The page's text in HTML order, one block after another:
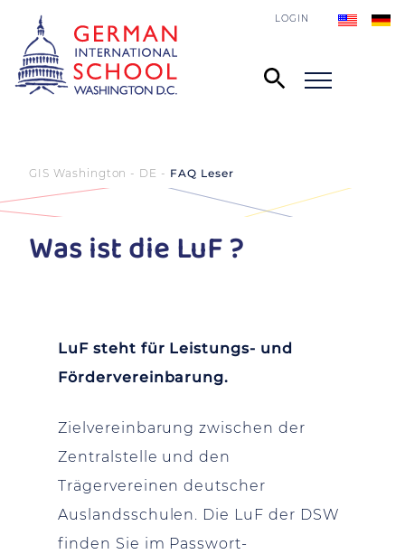
LOGIN
GIS Washington - DE FAQ Leser
Was ist die LuF ?
LuF steht für Leistungs- und
Fördervereinbarung.
Zielvereinbarung zwischen der
Zentralstelle und den
Trägervereinen deutscher
Auslandsschulen. Die LuF der DSW
finden Sie im Passwort-